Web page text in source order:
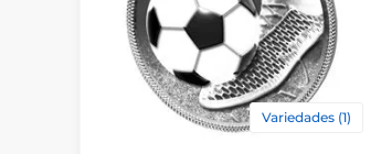
Variedades (1)